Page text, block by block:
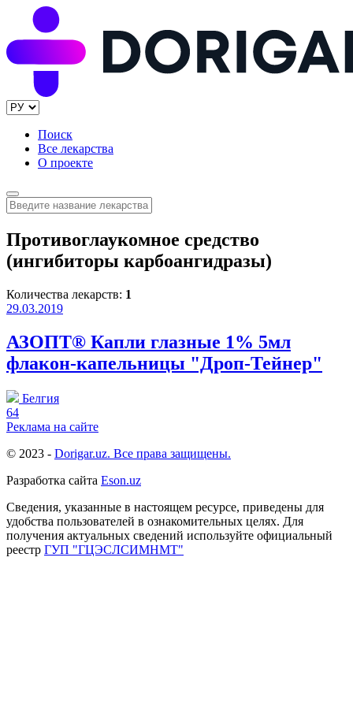
Поиск
Все лекарства
О проекте
Противоглаукомное средство
(ингибиторы карбоангидразы)
Количества лекарств: 1
29.03.2019
АЗОПТ® Капли глазные 1% 5мл
флакон-капельницы "Дроп-Тейнер"
Белгия
64
Реклама на сайте
© 2023 - Dorigar.uz. Все права защищены.
Разработка сайта Eson.uz
Сведения, указанные в настоящем ресурсе, приведены для
удобства пользователей в ознакомительных целях. Для
получения актуальных сведений используйте официальный
реестр ГУП "ГЦЭСЛСИМНМТ"